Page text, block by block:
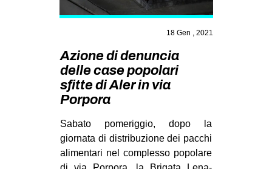
GAZA FREESTYLE
MSM
STUDENTI TSUNAMI
MILANO
MOBILITAZIONI
18 Gen , 2021
Azione di denuncia
delle case popolari
sfitte di Aler in via
Porpora
Sabato pomeriggio, dopo la
giornata di distribuzione dei pacchi
alimentari nel complesso popolare